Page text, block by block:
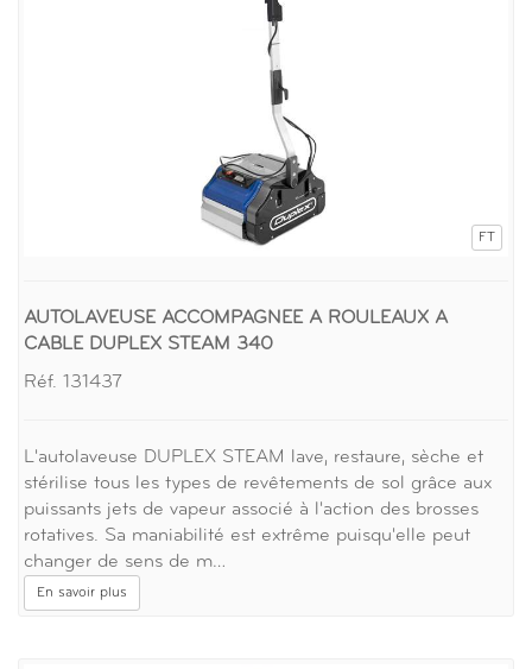
FT
AUTOLAVEUSE ACCOMPAGNEE A ROULEAUX A
CABLE DUPLEX STEAM 340
Réf. 131437
L'autolaveuse DUPLEX STEAM lave, restaure, sèche et
stérilise tous les types de revêtements de sol grâce aux
puissants jets de vapeur associé à l'action des brosses
rotatives. Sa maniabilité est extrême puisqu'elle peut
changer de sens de m…
En savoir plus